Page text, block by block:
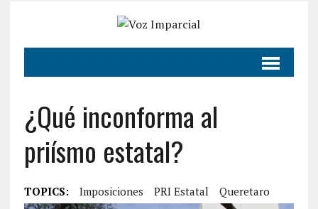
¿Qué inconforma al
priísmo estatal?
TOPICS: Imposiciones PRI Estatal Queretaro